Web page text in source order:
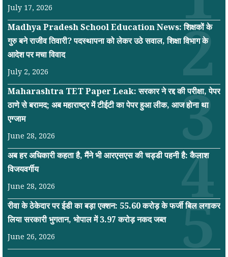
July 17, 2026
Madhya Pradesh School Education News: शिक्षकों के
गुरु बने राजीव तिवारी? पदस्थापना को लेकर उठे सवाल, शिक्षा विभाग के
आदेश पर मचा विवाद
July 2, 2026
Maharashtra TET Paper Leak: सरकार ने रद्द की परीक्षा, पेपर
ठाणे से बरामद; अब महाराष्ट्र में टीईटी का पेपर हुआ लीक, आज होना था
एग्जाम
June 28, 2026
अब हर अधिकारी कहता है, मैंने भी आरएसएस की चड्डी पहनी है: कैलाश
विजयवर्गीय
June 28, 2026
रीवा के ठेकेदार पर ईडी का बड़ा एक्शन: 55.60 करोड़ के फर्जी बिल लगाकर
लिया सरकारी भुगतान, भोपाल में 3.97 करोड़ नकद जब्त
June 26, 2026